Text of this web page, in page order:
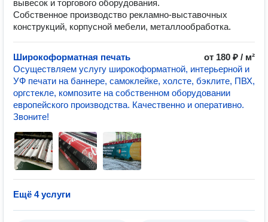
вывесок и торгового оборудования.
Собственное производство рекламно-выставочных
конструкций, корпусной мебели, металлообработка.
Широкоформатная печать
от 180 ₽ / м²
Осуществляем услугу широкоформатной, интерьерной и
УФ печати на баннере, самоклейке, холсте, бэклите, ПВХ,
оргстекле, композите на собственном оборудовании
европейского производства. Качественно и оперативно.
Звоните!
Ещё 4 услуги